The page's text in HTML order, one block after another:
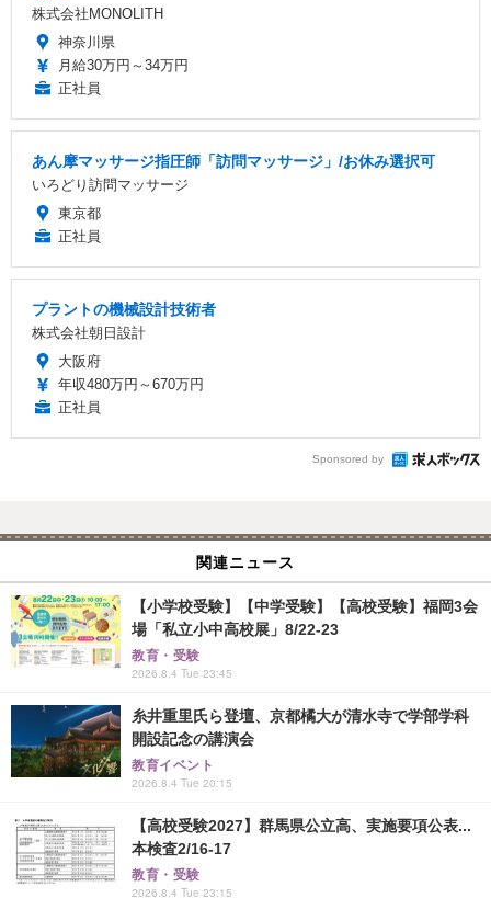
株式会社MONOLITH
神奈川県
月給30万円～34万円
正社員
あん摩マッサージ指圧師「訪問マッサージ」/お休み選択可
いろどり訪問マッサージ
東京都
正社員
プラントの機械設計技術者
株式会社朝日設計
大阪府
年収480万円～670万円
正社員
Sponsored by
関連ニュース
【小学校受験】【中学受験】【高校受験】福岡3会
場「私立小中高校展」8/22-23
教育・受験
2026.8.4 Tue 23:45
糸井重里氏ら登壇、京都橘大が清水寺で学部学科
開設記念の講演会
教育イベント
2026.8.4 Tue 20:15
【高校受験2027】群馬県公立高、実施要項公表...
本検査2/16-17
教育・受験
2026.8.4 Tue 23:15